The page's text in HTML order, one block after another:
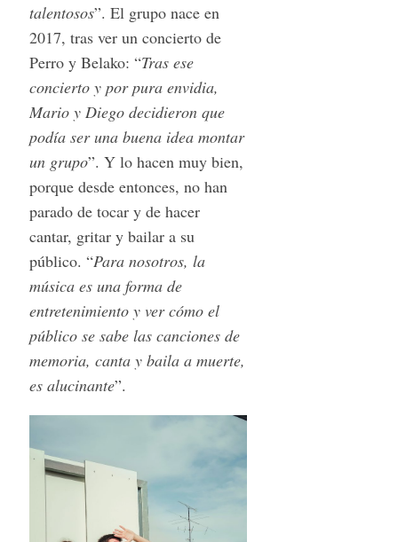
talentosos”. El grupo nace en
2017, tras ver un concierto de
Perro y Belako: “Tras ese
concierto y por pura envidia,
Mario y Diego decidieron que
podía ser una buena idea montar
un grupo”. Y lo hacen muy bien,
porque desde entonces, no han
parado de tocar y de hacer
cantar, gritar y bailar a su
público. “Para nosotros, la
música es una forma de
entretenimiento y ver cómo el
público se sabe las canciones de
memoria, canta y baila a muerte,
es alucinante”.